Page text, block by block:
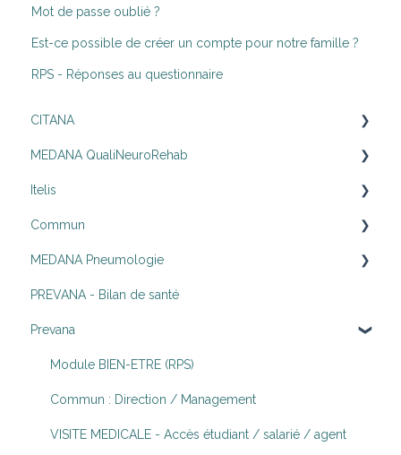
Mot de passe oublié ?
Est-ce possible de créer un compte pour notre famille ?
RPS - Réponses au questionnaire
CITANA
🏁 Démarrer
📝 Fonctions socles
📑 Liste d'attente
📆 Agenda partagé
🚨 SAS
🙋🏻 DDI : Adressage
🔀 Protocoles & inclusion
👣 Parcours
🖥️ Teleconsultation
MEDANA QualiNeuroRehab
Bien démarrer avec QualiNeuroRehab
Itelis
Les articles
Les campagnes marketing
Commun
Connexion - SSO
Facturation
Partenaires externes
MEDANA Pneumologie
Bien démarrer avec Médana Pneumologie
PREVANA - Bilan de santé
Prevana
Module BIEN-ETRE (RPS)
Commun : Direction / Management
VISITE MEDICALE - Accès étudiant / salarié / agent